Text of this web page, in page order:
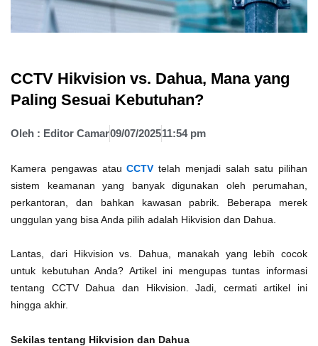
CCTV Hikvision vs. Dahua, Mana yang
Paling Sesuai Kebutuhan?
Oleh : Editor Camar09/07/202511:54 pm
Kamera pengawas atauCCTV telah menjadi salah satu pilihan
sistem keamanan yang banyak digunakan oleh perumahan,
perkantoran, dan bahkan kawasan pabrik. Beberapa merek
unggulan yang bisa Anda pilih adalah Hikvision dan Dahua.
Lantas, dari Hikvision vs. Dahua, manakah yang lebih cocok
untuk kebutuhan Anda? Artikel ini mengupas tuntas informasi
tentang CCTV Dahua dan Hikvision. Jadi, cermati artikel ini
hingga akhir.
Sekilas tentang Hikvision dan Dahua